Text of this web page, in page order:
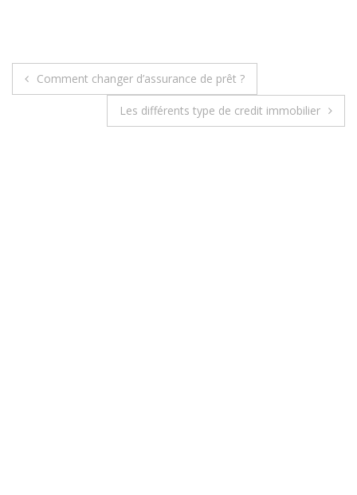
N
Comment changer d’assurance de prêt ?
Les différents type de credit immobilier